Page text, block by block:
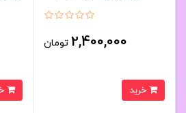
نازک کاپB کد 1638کد۲۰۲۳۲۶👙
2,400,000 تومان